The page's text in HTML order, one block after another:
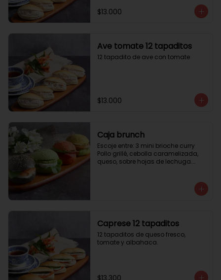
$13.000
Ave tomate 12 tapaditos
12 tapadito de ave con tomate
$13.000
Caja brunch
Escoje entre: 3 mini brioche curry
Pollo grillé, cebolla caramelizada,
queso, sobre hojas de lechuga.
hojas de rúcula
Caprese 12 tapaditos
12 tapaditos de queso fresco,
tomate y albahaca.
$13.300